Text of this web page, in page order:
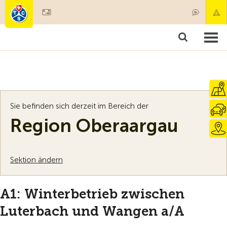
Mitgliedschaft & Leistungen
Sie befinden sich derzeit im Bereich der
Region Oberaargau
Sektion ändern
A1: Winterbetrieb zwischen
Luterbach und Wangen a/A